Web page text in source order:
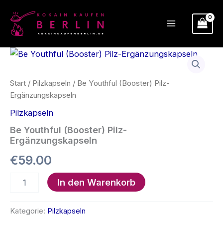
Inhalt
springen
Start / Pilzkapseln / Be Youthful (Booster) Pilz-
Ergänzungskapseln
Pilzkapseln
Be Youthful (Booster) Pilz-
Ergänzungskapseln
€59.00
Youthful
Pilz-
Ergänzungskapseln
In den Warenkorb
Kategorie: Pilzkapseln